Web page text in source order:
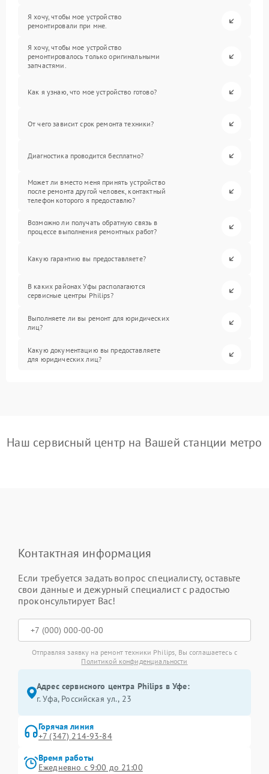
Я хочу, чтобы мое устройство
ремонтировали при мне.
Я хочу, чтобы мое устройство
ремонтировалось только оригинальными
запчастями.
Как я узнаю, что мое устройство готово?
От чего зависит срок ремонта техники?
Диагностика проводится бесплатно?
Может ли вместо меня принять устройство
после ремонта другой человек, контактный
телефон которого я предоставлю?
Возможно ли получать обратную связь в
процессе выполнения ремонтных работ?
Какую гарантию вы предоставляете?
В каких районах Уфы располагаются
сервисные центры Philips?
Выполняете ли вы ремонт для юридических
лиц?
Какую документацию вы предоставляете
для юридических лиц?
Наш сервисный центр на Вашей станции метро
Контактная информация
Если требуется задать вопрос специалисту, оставьте
свои данные и дежурный специалист с радостью
проконсультирует Вас!
Отправляя заявку на ремонт техники Philips, Вы соглашаетесь с
Политикой конфиденциальности
Адрес сервисного центра Philips в Уфе:
г. Уфа, Российская ул., 23
Горячая линия
+7 (347) 214-93-84
Время работы
Ежедневно с 9:00 до 21:00